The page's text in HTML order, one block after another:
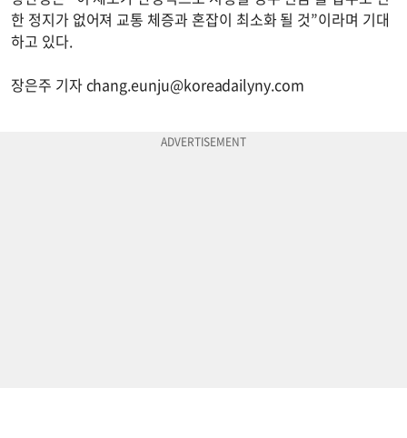
한 정지가 없어져 교통 체증과 혼잡이 최소화 될 것”이라며 기대
하고 있다.
장은주 기자chang.eunju@koreadailyny.com